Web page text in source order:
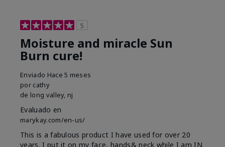
5
Moisture and miracle Sun
Burn cure!
Enviado Hace 5 meses
por cathy
de long valley, nj
Evaluado en
marykay.com/en-us/
This is a fabulous product I have used for over 20
years. I put it on my face, hands& neck while I am IN